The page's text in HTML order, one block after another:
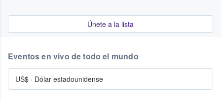
Únete a la lista
Eventos en vivo de todo el mundo
US$ · Dólar estadounidense